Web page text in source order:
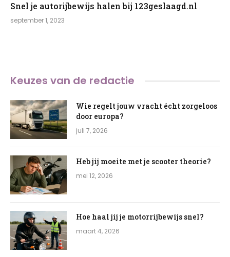
Snel je autorijbewijs halen bij 123geslaagd.nl
september 1, 2023
Keuzes van de redactie
Wie regelt jouw vracht écht zorgeloos
door europa?
juli 7, 2026
Heb jij moeite met je scooter theorie?
mei 12, 2026
Hoe haal jij je motorrijbewijs snel?
maart 4, 2026